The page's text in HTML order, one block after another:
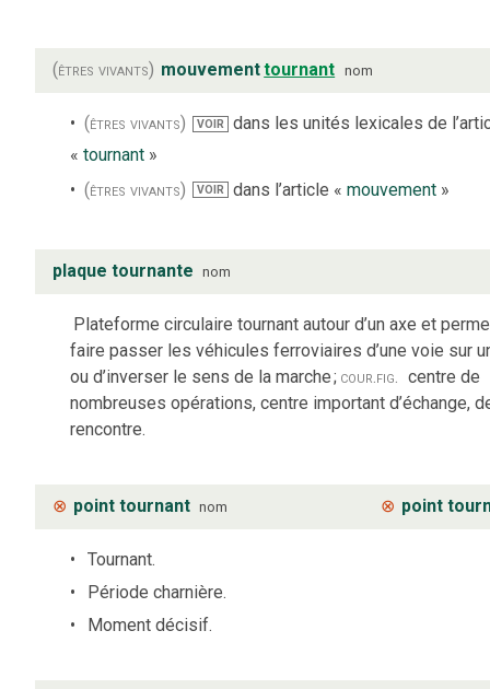
(êtres vivants) mouvementtournant nom
(êtres vivants) VOIR dans les unités lexicales de
« tournant »
(êtres vivants)
VOIR dans l’article « mouvement»
plaque tournante nom
Plateforme circulaire tournant autour d’un axe et
faire passer les véhicules ferroviaires d’une voie sur
ou d’inverser le sens de la marche; cour. fig.
centre de
nombreuses opérations, centre important d’échange,
rencontre.
⊗ point tournant nom ⊗ point
Tournant.
Période charnière.
Moment décisif.